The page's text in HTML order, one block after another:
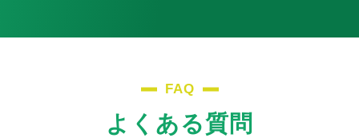
FAQ
よくある質問